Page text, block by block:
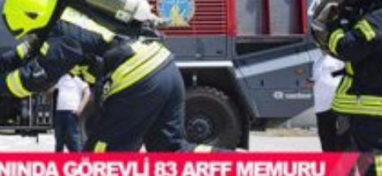
Kolombiya, 2 KC-390 Millennium için Embraer ile anlaştı
DHL uçağı havada cisimle çarpıştı, havalimanında patlayıcı drone bulundu